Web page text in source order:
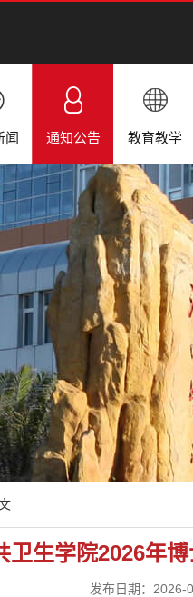
闻 通知公告 教育教学
卫生学院2026年
发布日期：